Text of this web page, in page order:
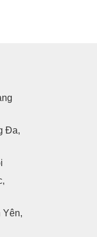
Đa,
Yên,